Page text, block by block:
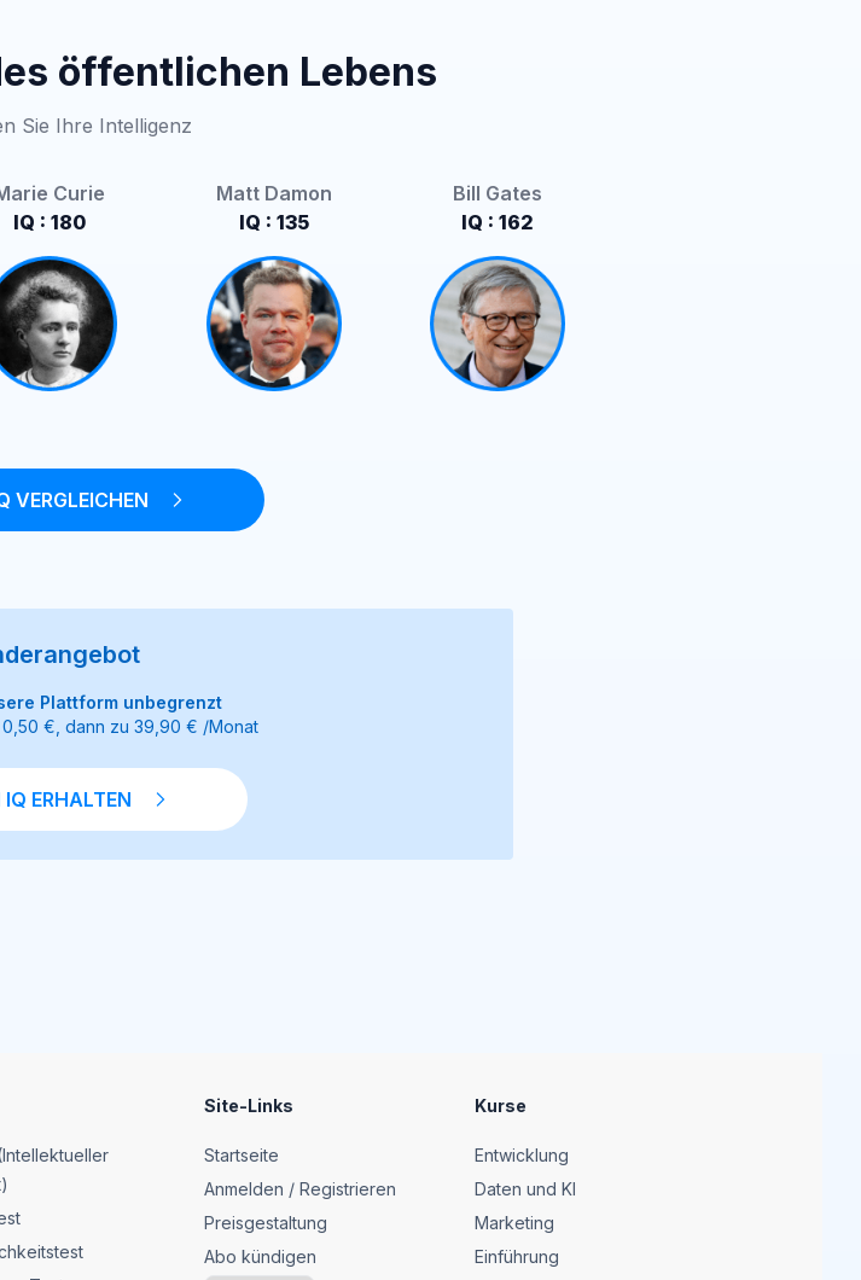
öffentlichen Lebens
Sie Ihre Intelligenz
Curie
IQ : 180
Matt Damon
IQ : 135
Bill Gates
IQ : 162
VERGLEICHEN
Plattform unbegrenzt
€, dann zu 39,90 € /Monat
IQ ERHALTEN
Site-Links
Startseite
Anmelden / Registrieren
Preisgestaltung
Abo kündigen
Kurse
Entwicklung
Daten und KI
Marketing
Einführung